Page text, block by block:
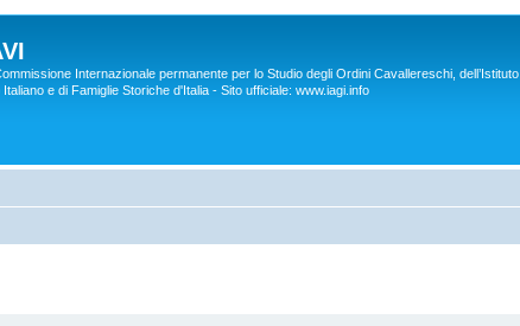
Internazionale permanente per lo Studio degli Ordini Cavallereschi, dell’Istituto
e di Famiglie Storiche d'Italia - Sito ufficiale: www.iagi.info